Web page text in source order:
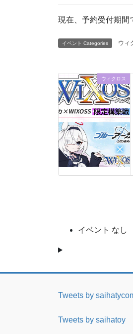
現在、予約受付期間
イベント Categories ウィ
ウィクロス
イベント なし
Tweets by
Tweets by saihatoy